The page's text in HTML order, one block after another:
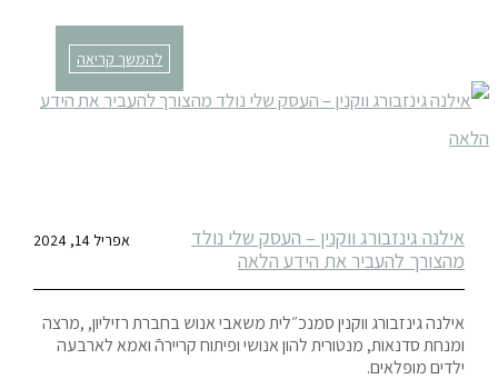
להמשך קריאה
אילנה גינזבורג ווקנין – העסק שלי נולד
מהצורך להעביר את הידע הלאה
אפריל 14, 2024
אילנה גינזבורג ווקנין סמנכ״לית משאבי אנוש בחברת רזיליון, ,מרצה
ומנחת סדנאות, מנטורית להון אנושי ופיתוח קריירהֿ ואמא לארבעה
ילדים מופלאים.